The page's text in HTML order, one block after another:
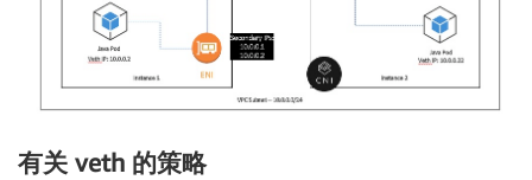
有关 veth 的策略